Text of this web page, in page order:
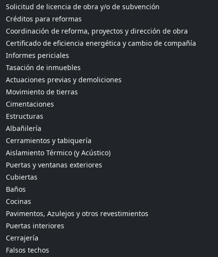
Solicitud de licencia de obra y/o de subvención
Créditos para reformas
Coordinación de reforma, proyectos y dirección de obra
Certificado de eficiencia energética y cambio de compañía
Informes periciales
Tasación de inmuebles
Actuaciones previas y demoliciones
Movimiento de tierras
Cimentaciones
Estructuras
Albañilería
Cerramientos y tabiquería
Aislamiento Térmico (y Acústico)
Puertas y ventanas exteriores
Cubiertas
Baños
Cocinas
Pavimentos, Azulejos y otros revestimientos
Puertas interiores
Cerrajería
Falsos techos